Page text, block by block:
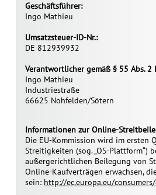
Geschäftsführer:
Ingo Mathieu
Umsatzsteuer-ID-Nr.:
DE 812939932
Verantwortlicher gemäß § 55 Abs. 2
Ingo Mathieu
Industriestraße
66625 Nohfelden/Sötern
Informationen zur Online-
Die EU-Kommission wird im
Streitigkeiten (sog. „OS-Plattform“)
außergerichtlichen Beilegung von
Online-Kaufverträgen erwachsen,
sein: http://ec.europa.eu/